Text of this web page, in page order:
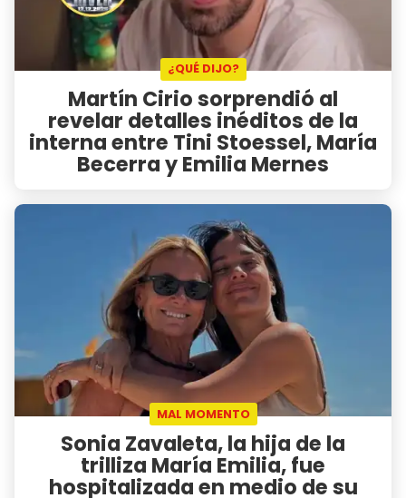
¿QUÉ DIJO?
Martín Cirio sorprendió al
revelar detalles inéditos de la
interna entre Tini Stoessel, María
Becerra y Emilia Mernes
MAL MOMENTO
Sonia Zavaleta, la hija de la
trilliza María Emilia, fue
hospitalizada en medio de su